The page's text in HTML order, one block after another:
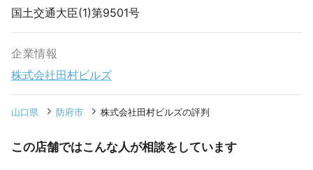
国土交通大臣(1)第9501号
企業情報
株式会社田村ビルズ
山口県 防府市 株式会社田村ビルズの評判
この店舗ではこんな人が相談をしています